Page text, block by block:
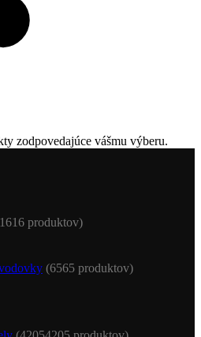
zodpovedajúce vášmu výberu.
1616 produktov
6565 produktov